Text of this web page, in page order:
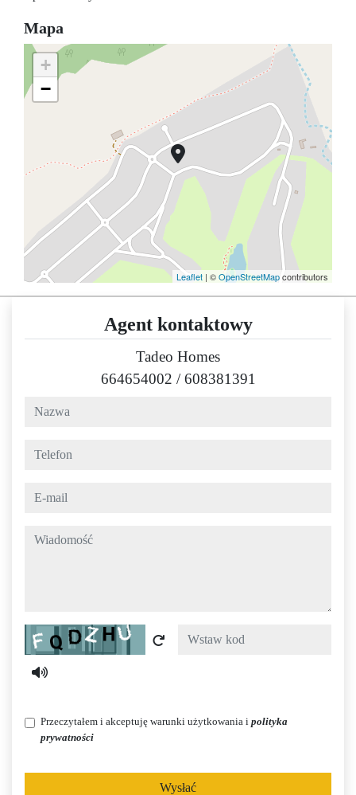
Mapa
+
−
Leaflet | ©OpenStreetMapcontributors
Agent kontaktowy
Tadeo Homes
664654002 /608381391
nazwa
telefon
e-mail
wiadomość
Captcha
Przeczytałem i akceptuję warunki użytkowania i polityka
prywatności
Wysłać